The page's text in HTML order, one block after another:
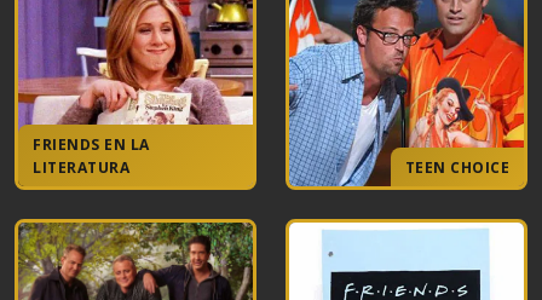
FRIENDS EN LA
LITERATURA
TEEN CHOICE